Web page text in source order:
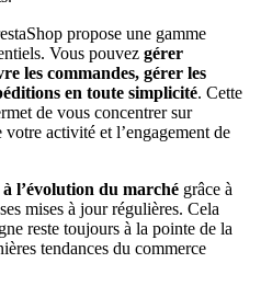
propose une gamme
Vous pouvez gérer
les commandes, gérer les
en toute simplicité. Cette
de vous concentrer sur
activité et l’engagement de
à l’évolution du marché grâce à
mises à jour régulières. Cela
reste toujours à la pointe de la
tendances du commerce